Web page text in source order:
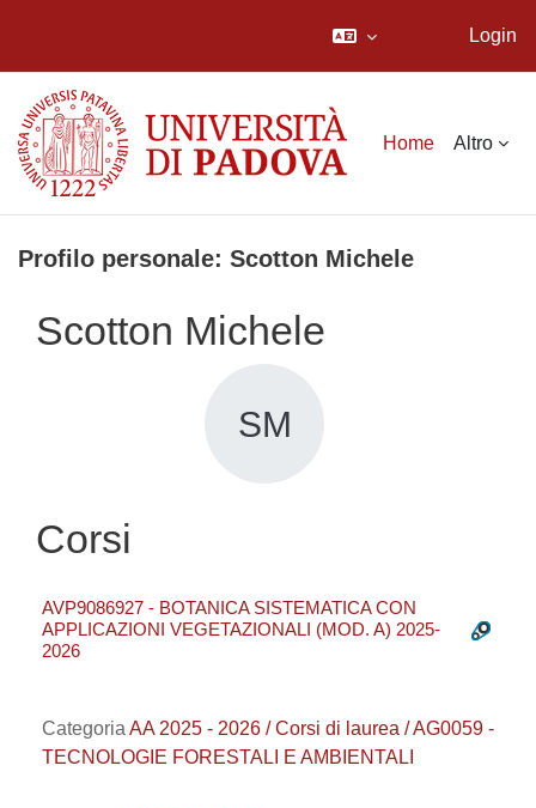
Login
Home Altro
Profilo personale: Scotton Michele
Scotton Michele
SM
Corsi
AVP9086927 - BOTANICA SISTEMATICA CON
APPLICAZIONI VEGETAZIONALI (MOD. A) 2025-
2026
Categoria AA 2025 - 2026 / Corsi di laurea / AG0059 -
TECNOLOGIE FORESTALI E AMBIENTALI